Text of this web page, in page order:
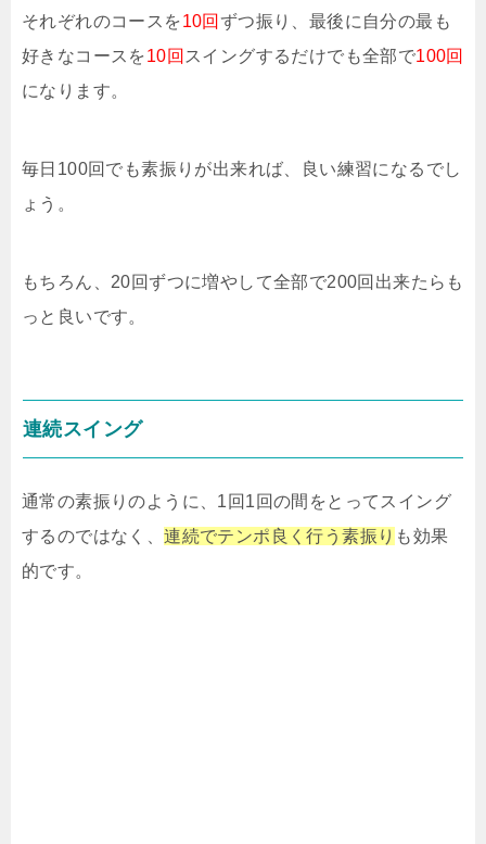
それぞれのコースを10回 ずつ振り、最後に自分の最も
好きなコースを10回 スイングするだけでも全部で100回
になります。
毎日100回でも素振りが出来れば、良い練習になるでし
ょう。
もちろん、20回ずつに増やして全部で200回出来たらも
っと良いです。
連続スイング
通常の素振りのように、1回1回の間をとってスイング
するのではなく、連続でテンポ良く行う素振り も効果
的です。